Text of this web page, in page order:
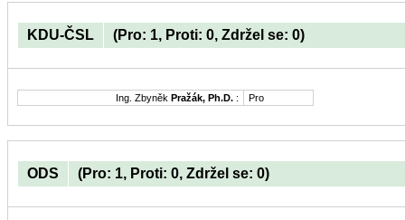
KDU-ČSL (Pro: 1, Proti: 0, Zdržel se: 0)
Ing. Zbyněk Pražák, Ph.D. : Pro
ODS (Pro: 1, Proti: 0, Zdržel se: 0)